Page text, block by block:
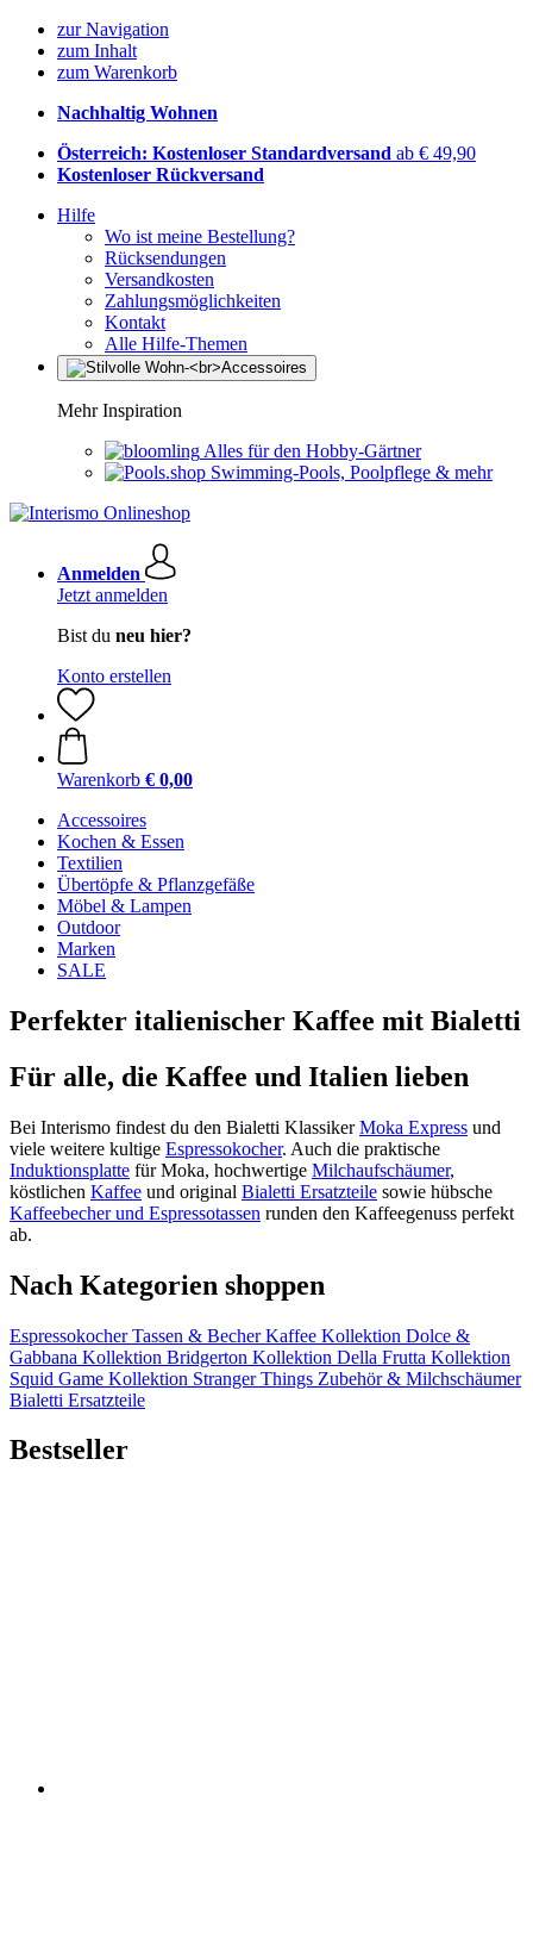
zur Navigation
zum Inhalt
zum Warenkorb
Nachhaltig Wohnen
Österreich: Kostenloser Standardversand ab € 49,90
Kostenloser Rückversand
Hilfe
Wo ist meine Bestellung?
Rücksendungen
Versandkosten
Zahlungsmöglichkeiten
Kontakt
Alle Hilfe-Themen
Mehr Inspiration
Alles für den Hobby-Gärtner
Swimming-Pools, Poolpflege & mehr
Anmelden
Jetzt anmelden
Bist du neu hier?
Konto erstellen
Warenkorb € 0,00
Accessoires
Kochen & Essen
Textilien
Übertöpfe & Pflanzgefäße
Möbel & Lampen
Outdoor
Marken
SALE
Perfekter italienischer Kaffee mit Bialetti
Für alle, die Kaffee und Italien lieben
Bei Interismo findest du den Bialetti KlassikerMoka Express und
viele weitere kultige Espressokocher. Auch die praktische
Induktionsplatte für Moka, hochwertige Milchaufschäumer,
köstlichen Kaffee und original Bialetti Ersatzteile sowie hübsche
Kaffeebecher und Espressotassen runden den Kaffeegenuss perfekt
ab.
Nach Kategorien shoppen
Espressokocher Tassen & Becher Kaffee Kollektion Dolce &
Gabbana Kollektion Bridgerton Kollektion Della Frutta Kollektion
Squid Game Kollektion Stranger Things Zubehör & Milchschäumer
Bialetti Ersatzteile
Bestseller